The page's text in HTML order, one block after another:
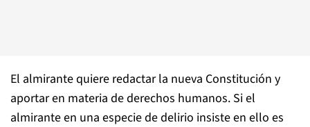
El almirante quiere redactar la nueva Constitución y
aportar en materia de derechos humanos. Si el
almirante en una especie de delirio insiste en ello es